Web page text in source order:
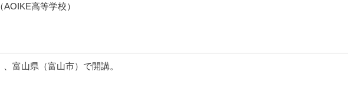
高等学校）
富山県（富山市）で開講。